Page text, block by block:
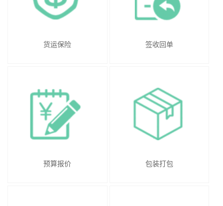
货运保险 签收回单
预算报价 包装打包